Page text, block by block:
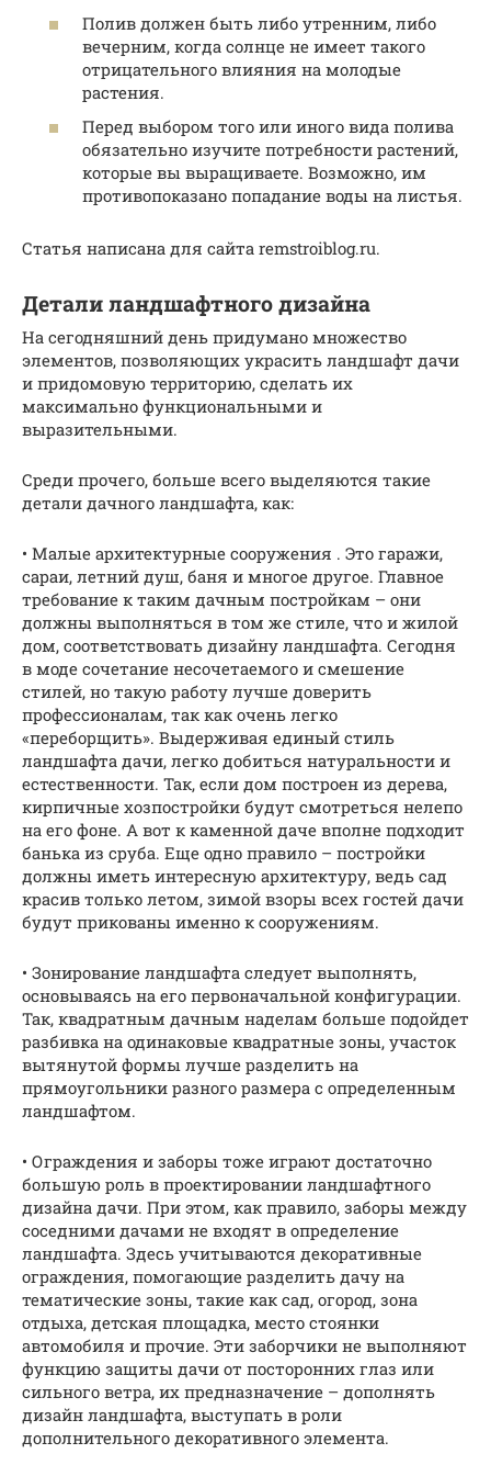
Полив должен быть либо утренним, либо
вечерним, когда солнце не имеет такого
отрицательного влияния на молодые
растения.
Перед выбором того или иного вида полива
обязательно изучите потребности растений,
которые вы выращиваете. Возможно, им
противопоказано попадание воды на листья.
Статья написана для сайта remstroiblog.ru.
Детали ландшафтного дизайна
На сегодняшний день придумано множество
элементов, позволяющих украсить ландшафт дачи
и придомовую территорию, сделать их
максимально функциональными и
выразительными.
Среди прочего, больше всего выделяются такие
детали дачного ландшафта, как:
• Малые архитектурные сооружения . Это гаражи,
сараи, летний душ, баня и многое другое. Главное
требование к таким дачным постройкам – они
должны выполняться в том же стиле, что и жилой
дом, соответствовать дизайну ландшафта. Сегодня
в моде сочетание несочетаемого и смешение
стилей, но такую работу лучше доверить
профессионалам, так как очень легко
«переборщить». Выдерживая единый стиль
ландшафта дачи, легко добиться натуральности и
естественности. Так, если дом построен из дерева,
кирпичные хозпостройки будут смотреться нелепо
на его фоне. А вот к каменной даче вполне подходит
банька из сруба. Еще одно правило – постройки
должны иметь интересную архитектуру, ведь сад
красив только летом, зимой взоры всех гостей дачи
будут прикованы именно к сооружениям.
• Зонирование ландшафта следует выполнять,
основываясь на его первоначальной конфигурации.
Так, квадратным дачным наделам больше подойдет
разбивка на одинаковые квадратные зоны, участок
вытянутой формы лучше разделить на
прямоугольники разного размера с определенным
ландшафтом.
• Ограждения и заборы тоже играют достаточно
большую роль в проектировании ландшафтного
дизайна дачи. При этом, как правило, заборы между
соседними дачами не входят в определение
ландшафта. Здесь учитываются декоративные
ограждения, помогающие разделить дачу на
тематические зоны, такие как сад, огород, зона
отдыха, детская площадка, место стоянки
автомобиля и прочие. Эти заборчики не выполняют
функцию защиты дачи от посторонних глаз или
сильного ветра, их предназначение – дополнять
дизайн ландшафта, выступать в роли
дополнительного декоративного элемента.